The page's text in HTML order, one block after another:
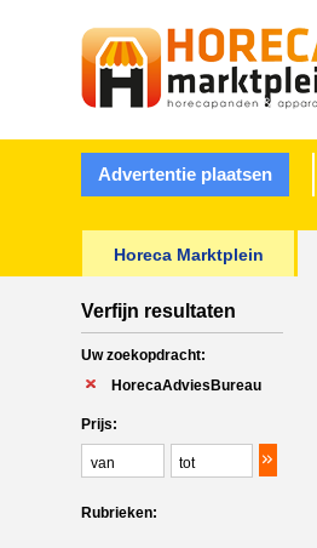
Advertentie plaatsen
Horeca Marktplein
Verfijn resultaten
Uw zoekopdracht:
HorecaAdviesBureau
Prijs:
Rubrieken: